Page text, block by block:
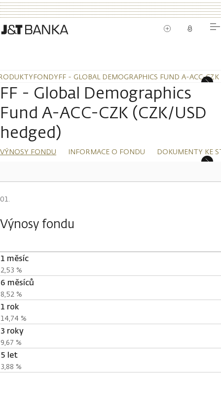
FONDYFF - GLOBAL DEMOGRAPHICS FUND A-ACC-
FF - Global Demographics
Fund A-ACC-CZK (CZK/USD
hedged)
VÝNOSY FONDU INFORMACE O FONDU DOKUMENTY KE
Výnosy fondu
1 měsíc
2,53 %
6 měsíců
8,52 %
1 rok
14,74 %
3 roky
9,67 %
5 let
3,88 %